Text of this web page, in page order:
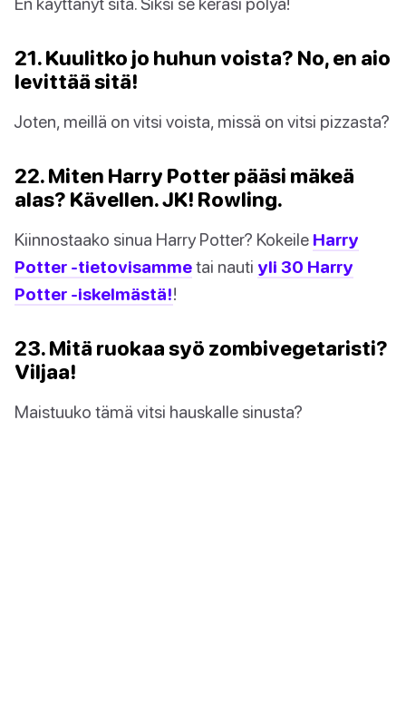
21. Kuulitko jo huhun voista? No, en aio
levittää sitä!
Joten, meillä on vitsi voista, missä on vitsi pizzasta?
22. Miten Harry Potter pääsi mäkeä
alas? Kävellen. JK! Rowling.
Kiinnostaako sinua Harry Potter? Kokeile Harry
Potter -tietovisammetai nauti yli 30 Harry
Potter -iskelmästä!!
23. Mitä ruokaa syö zombivegetaristi?
Viljaa!
Maistuuko tämä vitsi hauskalle sinusta?